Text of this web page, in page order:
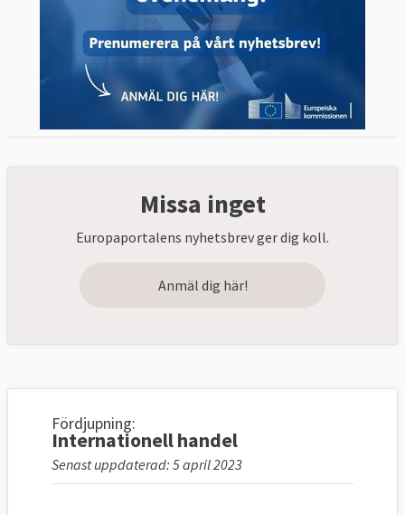
Missa inget
Europaportalens nyhetsbrev ger dig koll.
Anmäl dig här!
Fördjupning:
Internationell handel
Senast uppdaterad: 5 april 2023